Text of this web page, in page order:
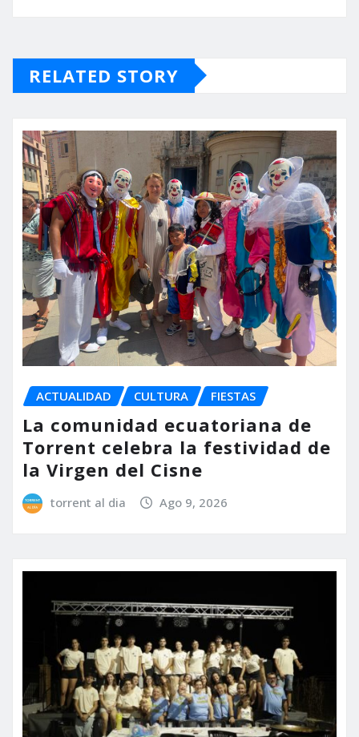
RELATED STORY
ACTUALIDAD CULTURA FIESTAS
La comunidad ecuatoriana de
Torrent celebra la festividad de
la Virgen del Cisne
torrent al dia Ago 9, 2026